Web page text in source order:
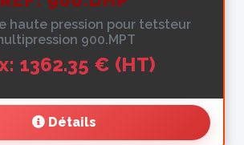
haute pression pour tetsteur
900.MPT
1362.35 € (HT)
Détails